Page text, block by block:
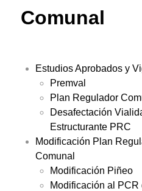
Comunal
Estudios Aprobados y
Premval
Plan Regulador
Desafectación
Estructurante PRC
Modificación Plan
Comunal
Modificación Piñeo
Modificación al PCR